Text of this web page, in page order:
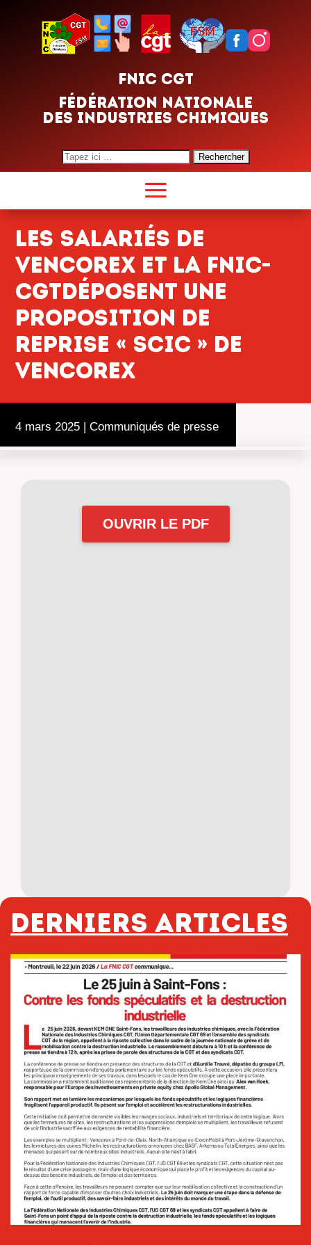
FNIC CGT
FÉDÉRATION NATIONALE
DES INDUSTRIES CHIMIQUES
Search
for:
Les Salariés de
Vencorex et la FNIC-
CGTdéposent une
proposition de
reprise « SCIC » de
Vencorex
4 mars 2025 | Communiqués de presse
OUVRIR LE PDF
Derniers articles